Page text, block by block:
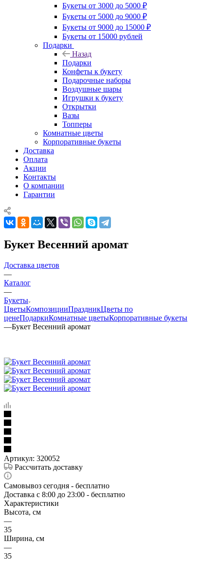
Букеты от 3000 до 5000 ₽
Букеты от 5000 до 9000 ₽
Букеты от 9000 до 15000 ₽
Букеты от 15000 рублей
Подарки
Назад
Подарки
Конфеты к букету
Подарочные наборы
Воздушные шары
Игрушки к букету
Открытки
Вазы
Топперы
Комнатные цветы
Корпоративные букеты
Доставка
Оплата
Акции
Контакты
О компании
Гарантии
Букет Весенний аромат
Доставка цветов
—
Каталог
—
Букеты
ЦветыКомпозицииПраздникЦветы по
ценеПодаркиКомнатные цветыКорпоративные букеты
—Букет Весенний аромат
Артикул: 320052
Рассчитать доставку
Самовывоз сегодня - бесплатно
Доставка c 8:00 до 23:00 - бесплатно
Характеристики
Высота, см
—
35
Ширина, см
—
35